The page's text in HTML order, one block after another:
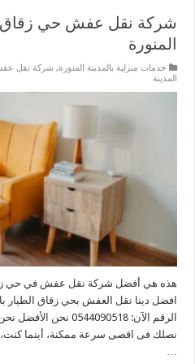
شركة نقل عفش حي زقاق
المنورة
خدمات منزلية بالمدينة المنورة,شركة نقل عفش
المدينة
هذه هي أفضل شركة نقل عفش في حي زقاق
افضل دينا نقل العفش بحي زقاق الطيار
الرقم الآن:
…